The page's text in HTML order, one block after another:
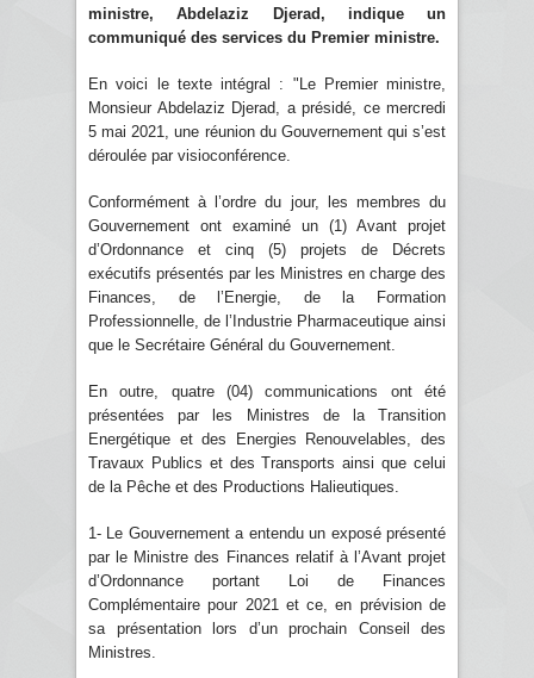
ministre, Abdelaziz Djerad, indique un
communiqué des services du Premier ministre.
En voici le texte intégral : "Le Premier ministre,
Monsieur Abdelaziz Djerad, a présidé, ce mercredi
5 mai 2021, une réunion du Gouvernement qui s’est
déroulée par visioconférence.
Conformément à l’ordre du jour, les membres du
Gouvernement ont examiné un (1) Avant projet
d’Ordonnance et cinq (5) projets de Décrets
exécutifs présentés par les Ministres en charge des
Finances, de l’Energie, de la Formation
Professionnelle, de l’Industrie Pharmaceutique ainsi
que le Secrétaire Général du Gouvernement.
En outre, quatre (04) communications ont été
présentées par les Ministres de la Transition
Energétique et des Energies Renouvelables, des
Travaux Publics et des Transports ainsi que celui
de la Pêche et des Productions Halieutiques.
1- Le Gouvernement a entendu un exposé présenté
par le Ministre des Finances relatif à l’Avant projet
d’Ordonnance portant Loi de Finances
Complémentaire pour 2021 et ce, en prévision de
sa présentation lors d’un prochain Conseil des
Ministres.